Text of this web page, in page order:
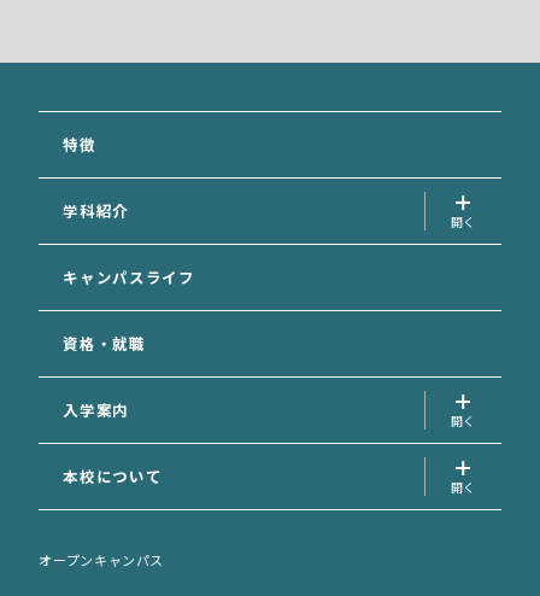
特徴
学科紹介
犬の美容学科
愛玩動物看護学科
専攻科
キャンパスライフ
資格・就職
入学案内
入学案内トップ
資料請求フォーム
AO面談申込フォーム
本校について
オープンキャンパス